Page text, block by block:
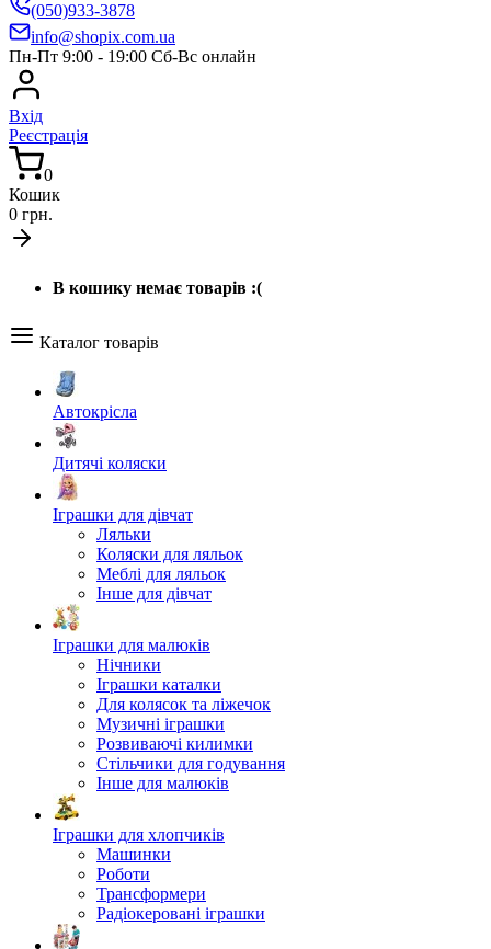
(050)933-3878
info@shopix.com.ua
Пн-Пт 9:00 - 19:00 Сб-Вс онлайн
Вхід
Реєстрація
0
Кошик
0 грн.
В кошику немає товарів :(
Каталог товарів
Автокрісла
Дитячі коляски
Іграшки для дівчат
Ляльки
Коляски для ляльок
Меблі для ляльок
Інше для дівчат
Іграшки для малюків
Нічники
Іграшки каталки
Для колясок та ліжечок
Музичні іграшки
Розвиваючі килимки
Стільчики для годування
Інше для малюків
Іграшки для хлопчиків
Машинки
Роботи
Трансформери
Радіокеровані іграшки